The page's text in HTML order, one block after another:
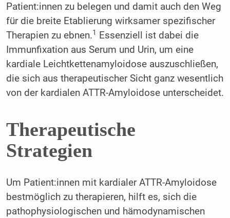
Patient:innen zu belegen und damit auch den Weg
für die breite Etablierung wirksamer spezifischer
Therapien zu ebnen.1 Essenziell ist dabei die
Immunfixation aus Serum und Urin, um eine
kardiale Leichtkettenamyloidose auszuschließen,
die sich aus therapeutischer Sicht ganz wesentlich
von der kardialen ATTR-Amyloidose unterscheidet.
Therapeutische
Strategien
Um Patient:innen mit kardialer ATTR-Amyloidose
bestmöglich zu therapieren, hilft es, sich die
pathophysiologischen und hämodynamischen